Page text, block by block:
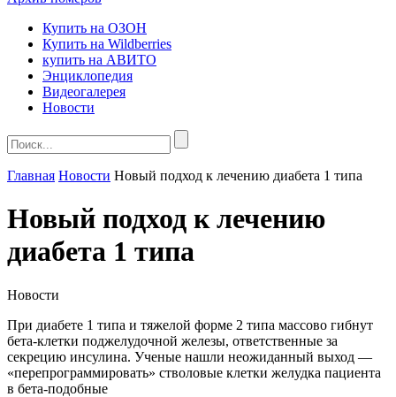
Купить на ОЗОН
Купить на Wildberries
купить на АВИТО
Энциклопедия
Видеогалерея
Новости
Главная Новости Новый подход к лечению диабета 1 типа
Новый подход к лечению
диабета 1 типа
Новости
При диабете 1 типа и тяжелой форме 2 типа массово гибнут
бета-клетки поджелудочной железы, ответственные за
секрецию инсулина. Ученые нашли неожиданный выход —
«перепрограммировать» стволовые клетки желудка пациента
в бета-подобные